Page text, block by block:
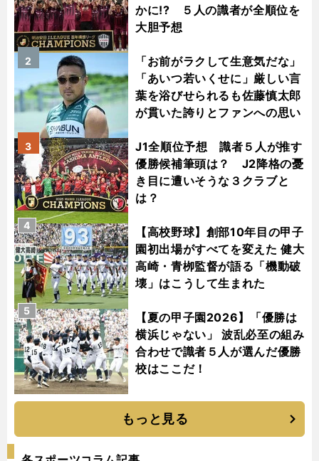
かに!? ５人の識者が全順位を
大胆予想
「お前がラクして生意気だな」
「あいつ若いくせに」厳しい言
葉を浴びせられるも佐藤慎太郎
が貫いた誇りとファンへの思い
2
J1全順位予想 識者５人が推す
優勝候補筆頭は？ J2降格の憂
き目に遭いそうな３クラブと
は？
3
【高校野球】創部10年目の甲子
園初出場がすべてを変えた 健大
高崎・青栁監督が語る「機動破
壊」はこうして生まれた
4
【夏の甲子園2026】「優勝は
横浜じゃない」 波乱必至の組み
合わせで識者５人が選んだ優勝
校はここだ！
5
もっと見る